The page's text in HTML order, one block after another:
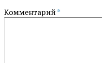
Комментарий*